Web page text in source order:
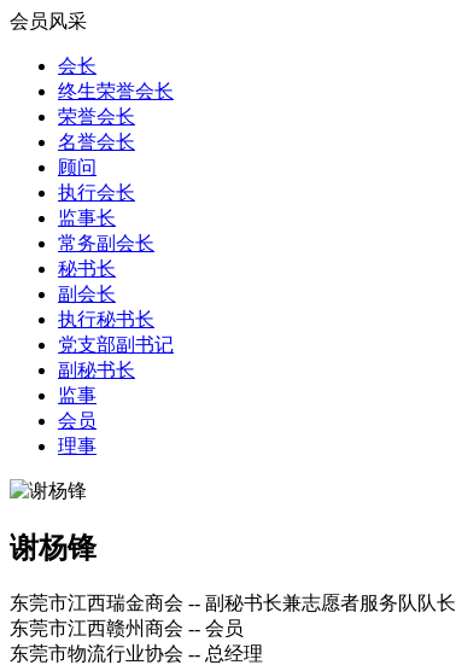
会员风采
会长
终生荣誉会长
荣誉会长
名誉会长
顾问
执行会长
监事长
常务副会长
秘书长
副会长
执行秘书长
党支部副书记
副秘书长
监事
会员
理事
谢杨锋
东莞市江西瑞金商会 -- 副秘书长兼志愿者服务队队长
东莞市江西赣州商会 -- 会员
东莞市物流行业协会 -- 总经理